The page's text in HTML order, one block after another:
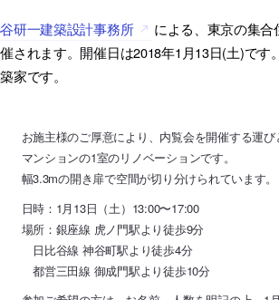
研一建築設計事務所
による、東京の集
されます。開催日は2018年1月13日(土)で
家です。
お施主様のご厚意により、内覧会を開催する運
マンションの1室のリノベーションです。
幅3.3mの開き扉で空間が切り分けられています。
日時：1月13日（土）13:00〜17:00
場所：銀座線 虎ノ門駅より徒歩9分
日比谷線 神谷町駅より徒歩4分
都営三田線 御成門駅より徒歩10分